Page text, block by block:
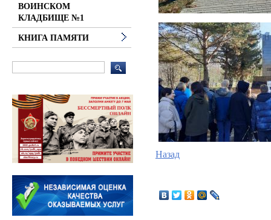
Назад
ВОИНСКОМ
КЛАДБИЩЕ №1
КНИГА ПАМЯТИ